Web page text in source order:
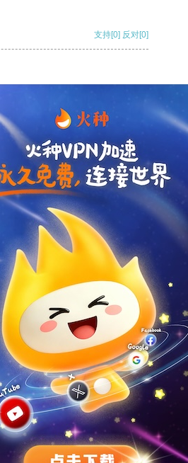
支持[0] 反对[0]
支持 [0] 反对[0]
支持[0] 反对
支持[0] 反对[0]
旋风加速器
软件中心 雷霆加速
狂飙加速器